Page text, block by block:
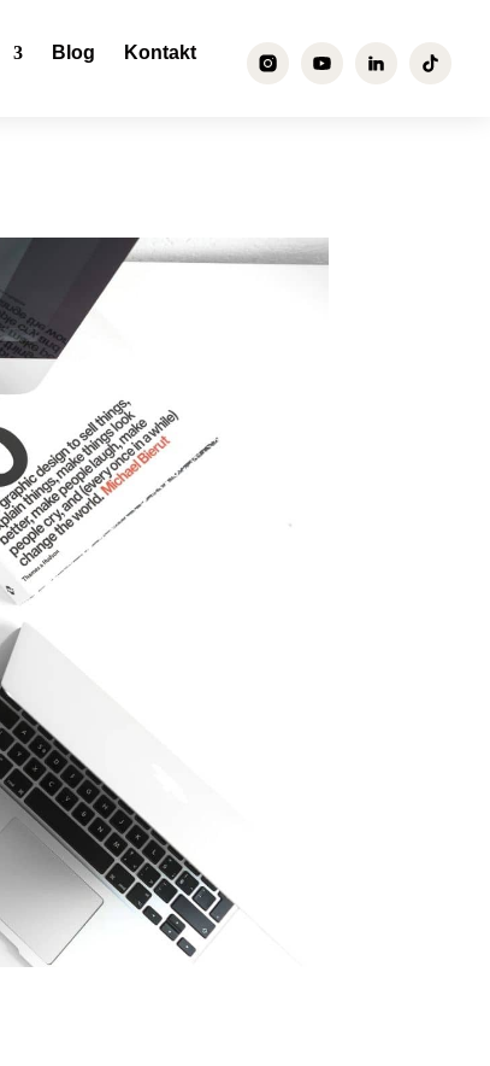
Blog Kontakt